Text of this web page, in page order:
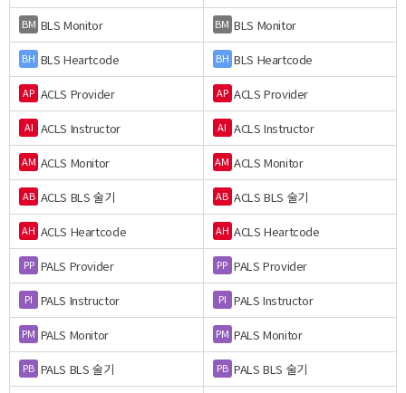
BM BLS Monitor BM BLS Monitor
BH BLS Heartcode BH BLS Heartcode
AP ACLS Provider AP ACLS Provider
AI ACLS Instructor AI ACLS Instructor
AM ACLS Monitor AM ACLS Monitor
AB ACLS BLS 술기 AB ACLS BLS 술기
AH ACLS Heartcode AH ACLS Heartcode
PP PALS Provider PP PALS Provider
PI PALS Instructor PI PALS Instructor
PM PALS Monitor PM PALS Monitor
PB PALS BLS 술기 PB PALS BLS 술기